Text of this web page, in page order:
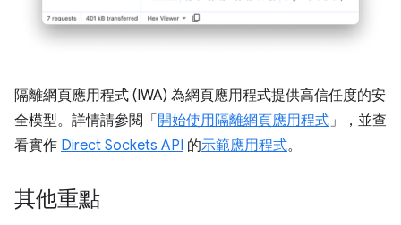
隔離網頁應用程式 (IWA) 為網頁應用程式提供高信任度的安
全模型。詳情請參閱「 開始使用隔離網頁應用程式」，並查
看實作 Direct Sockets API 的示範應用程式。
其他重點